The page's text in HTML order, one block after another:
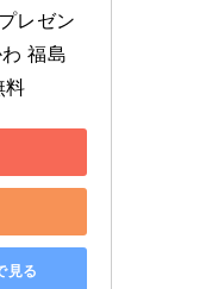
レゼン
福島
料
見る